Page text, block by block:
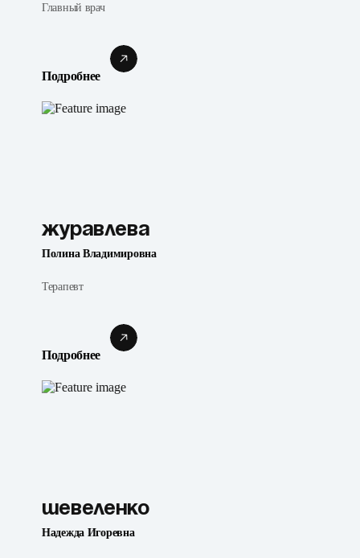
Главный врач
Подробнее
Журавлева
Полина Владимировна
Терапевт
Подробнее
Шевеленко
Надежда Игоревна